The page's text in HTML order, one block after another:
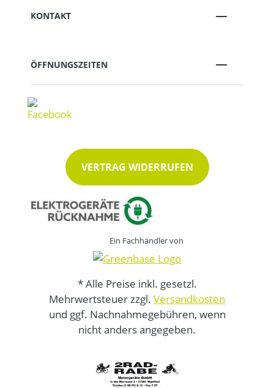
KONTAKT
ÖFFNUNGSZEITEN
VERTRAG WIDERRUFEN
Ein Fachhändler von
* Alle Preise inkl. gesetzl.
Mehrwertsteuer zzgl. Versandkosten
und ggf. Nachnahmegebühren, wenn
nicht anders angegeben.